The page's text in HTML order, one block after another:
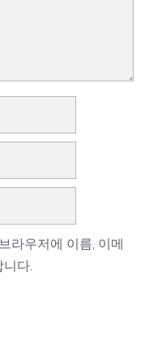
라우저에 이름, 이메
다.